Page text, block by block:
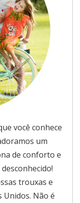
você conhece
um
de conforto e
trouxas e
Unidos. Não é